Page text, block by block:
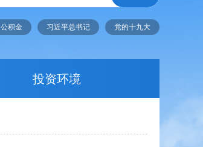
公积金 习近平总书记 党的十九大
投资环境